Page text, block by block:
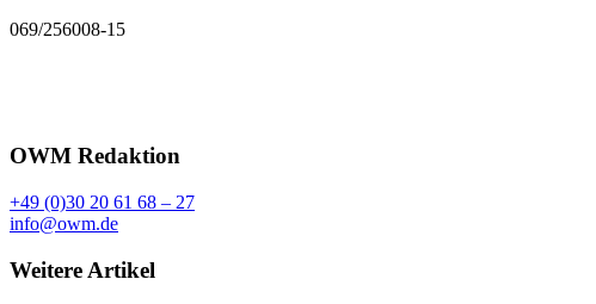
069/256008-15
OWM Redaktion
+49 (0)30 20 61 68 – 27
info@owm.de
Weitere Artikel